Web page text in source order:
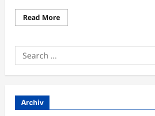
Read MoreRead
more
durch
langfristig
schützen
Search
for:
Archiv